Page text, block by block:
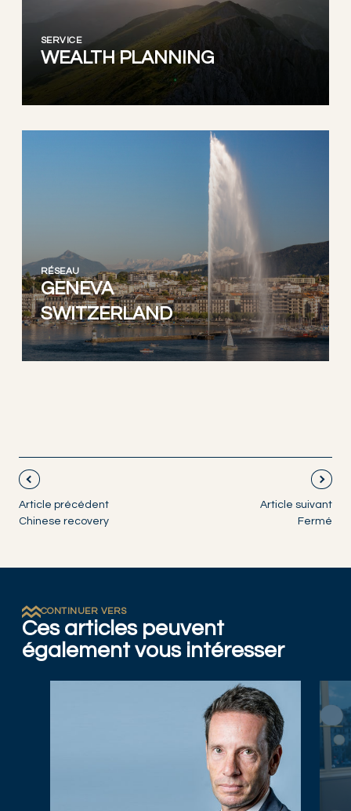
SERVICE
WEALTH PLANNING
RÉSEAU
GENEVA
SWITZERLAND
Article précédent
Chinese recovery
Article suivant
Fermé
CONTINUER VERS
Ces articles peuvent
également vous intéresser